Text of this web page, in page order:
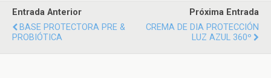
Entrada Anterior
BASE PROTECTORA PRE &
PROBIÓTICA
Próxima Entrada
CREMA DE DIA PROTECCIÓN
LUZ AZUL 360º